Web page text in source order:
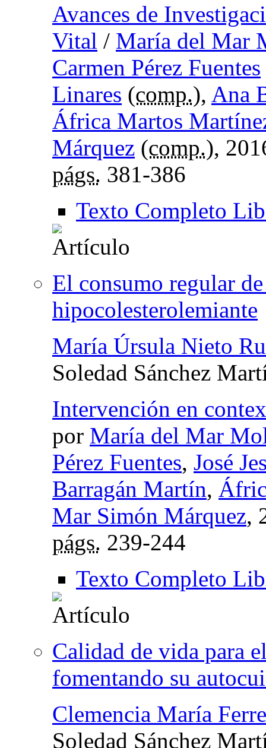
Avances de
Vital / María del Mar
Carmen Pérez Fuentes
Linares (comp.), Ana
África Martos
Márquez (comp.),
págs. 381-386
Texto Completo
El consumo regular
hipocolesterolemiante
María Úrsula Nieto
Soledad Sánchez
Intervención en
por María del Mar
Pérez Fuentes, José
Barragán Martín,
Mar Simón Márquez,
págs. 239-244
Texto Completo
Calidad de vida para
fomentando su
Clemencia María
Soledad Sánchez